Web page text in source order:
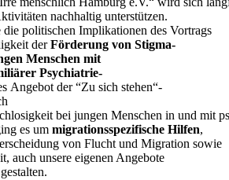
nachhaltig unterstützen.
die politischen Implikationen des Vortrags
derFörderung von Stigma-
Menschen mit
Psychiatrie-
Angebot der “Zu sich stehen“-
bei jungen Menschen in und mit
es um migrationsspezifische Hilfen,
von Flucht und Migration sowie
auch unsere eigenen Angebote